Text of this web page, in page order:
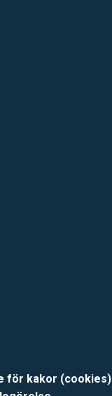
för kakor (cookies)